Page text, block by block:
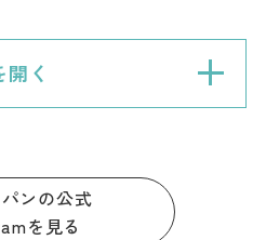
く
ンの公式
を見る